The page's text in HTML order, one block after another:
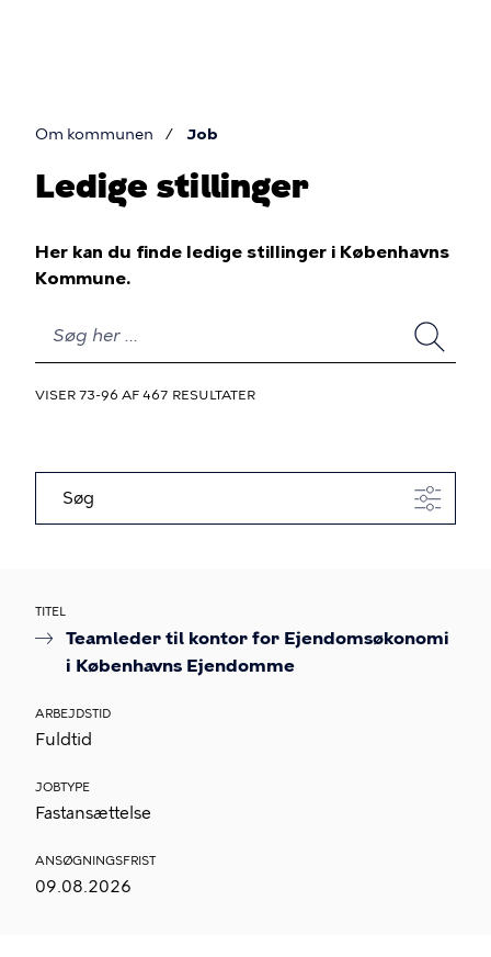
er
Om kommunen Job
Ledige stillinger
Her kan du finde ledige stillinger i Københavns
Kommune.
SØG
VISER 73-96 AF 467 RESULTATER
Søg
TITEL
Teamleder til kontor for Ejendomsøkonomi
i Københavns Ejendomme
ARBEJDSTID
Fuldtid
JOBTYPE
Fastansættelse
ANSØGNINGSFRIST
09.08.2026